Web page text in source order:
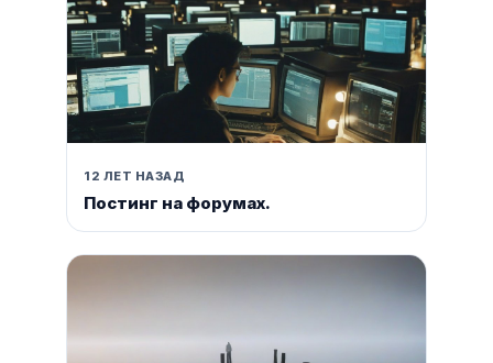
12 ЛЕТ НАЗАД
Постинг на форумах.